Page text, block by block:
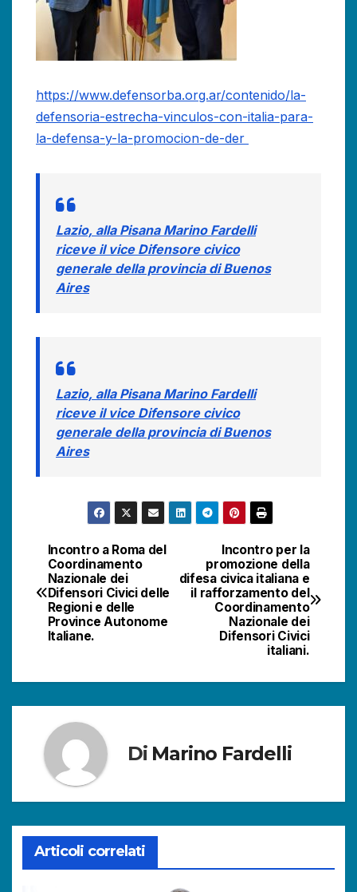
https://www.defensorba.org.ar/contenido/la-
defensoria-estrecha-vinculos-con-italia-para-
la-defensa-y-la-promocion-de-der
Lazio, alla Pisana Marino Fardelli
riceve il vice Difensore civico
generale della provincia di Buenos
Aires
Lazio, alla Pisana Marino Fardelli
riceve il vice Difensore civico
generale della provincia di Buenos
Aires
Navigazione
articoli
Incontro per la
promozione della
difesa civica italiana e
il rafforzamento del
Coordinamento
Nazionale dei
Difensori Civici
italiani.
Incontro a Roma del
Coordinamento
Nazionale dei
Difensori Civici delle
Regioni e delle
Province Autonome
Italiane.
Di Marino Fardelli
Articoli correlati